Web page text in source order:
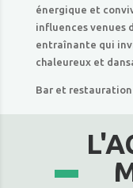
énergique et
influences venues
entraînante qui
chaleureux et
Bar et